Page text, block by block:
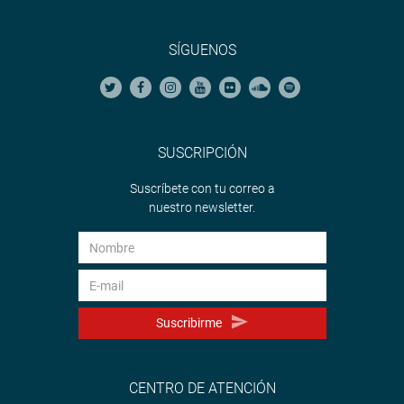
SÍGUENOS
SUSCRIPCIÓN
Suscríbete con tu correo a
nuestro newsletter.
Suscribirme
CENTRO DE ATENCIÓN